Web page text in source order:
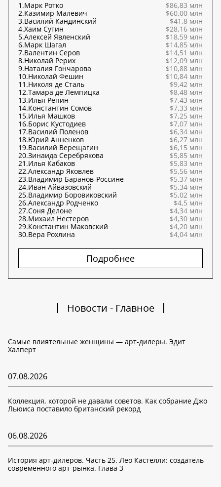
1.Марк Ротко
$86,83 млн
2.Казимир Малевич
$60,00 млн
3.Василий Кандинский
$41,8 млн
4.Хаим Сутин
$28,16 млн
5.Алексей Явленский
$18,59 млн
6.Марк Шагал
$14,85 млн
7.Валентин Серов
$14,51 млн
8.Николай Рерих
$12,09 млн
9.Наталия Гончарова
$10,88 млн
10.Николай Фешин
$10,84 млн
11.Николя де Сталь
$9,42 млн
12.Тамара де Лемпицка
$8,48 млн
13.Илья Репин
$7,43 млн
14.Константин Сомов
$7,33 млн
15.Илья Машков
$7,25 млн
16.Борис Кустодиев
$7,07 млн
17.Василий Поленов
$6,34 млн
18.Юрий Анненков
$6,27 млн
19.Василий Верещагин
$6,15 млн
20.Зинаида Серебрякова
$5,85 млн
21.Илья Кабаков
$5,83 млн
22.Александр Яковлев
$5,56 млн
23.Владимир Баранов-Россине
$5,37 млн
24.Иван Айвазовский
$5,34 млн
25.Владимир Боровиковский
$5,02 млн
26.Александр Родченко
$4,5 млн
27.Соня Делоне
$4,34 млн
28.Михаил Нестеров
$4,30 млн
29.Константин Маковский
$4,20 млн
30.Вера Рохлина $4,04 млн
Подробнее
Новости - Главное
Самые влиятельные женщины — арт-дилеры. Эдит
Халперт
07.08.2026
Коллекция, которой не давали советов. Как собрание Джо
Льюиса поставило британский рекорд
06.08.2026
История арт-дилеров. Часть 25. Лео Кастелли: создатель
современного арт-рынка. Глава 3